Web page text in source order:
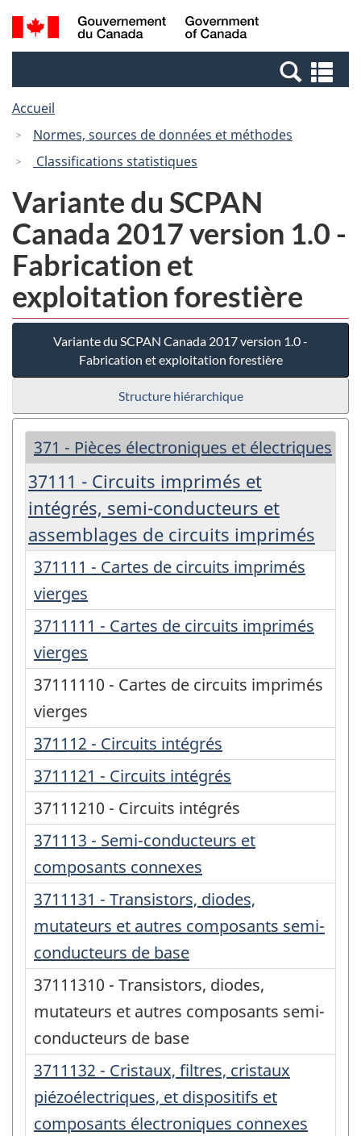
Passer
au
Passer
à
Canada
Recherche
et
et
Accueil
Normes, sources de données et méthodes
Classifications statistiques
Variante du SCPAN
Canada 2017 version 1.0 -
Fabrication et
exploitation forestière
Variante du SCPAN Canada 2017 version 1.0 -
Fabrication et exploitation forestière
Structure hiérarchique
371 - Pièces électroniques et électriques
37111 - Circuits imprimés et
intégrés, semi-conducteurs et
assemblages de circuits imprimés
371111 - Cartes de circuits imprimés
vierges
3711111 - Cartes de circuits imprimés
vierges
37111110 - Cartes de circuits imprimés
vierges
371112 - Circuits intégrés
3711121 - Circuits intégrés
37111210 - Circuits intégrés
371113 - Semi-conducteurs et
composants connexes
3711131 - Transistors, diodes,
mutateurs et autres composants semi-
conducteurs de base
37111310 - Transistors, diodes,
mutateurs et autres composants semi-
conducteurs de base
3711132 - Cristaux, filtres, cristaux
piézoélectriques, et dispositifs et
composants électroniques connexes